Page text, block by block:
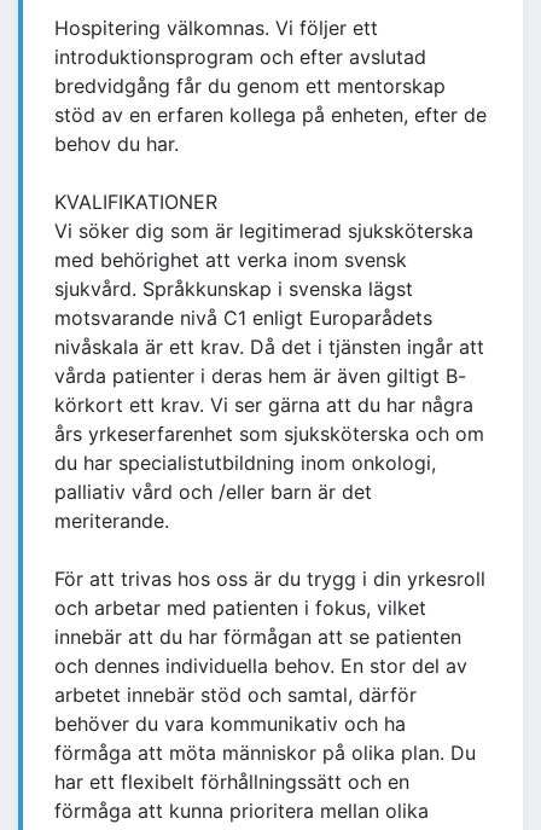
Hospitering välkomnas. Vi följer ett
introduktionsprogram och efter avslutad
bredvidgång får du genom ett mentorskap
stöd av en erfaren kollega på enheten, efter de
behov du har.
KVALIFIKATIONER
Vi söker dig som är legitimerad sjuksköterska
med behörighet att verka inom svensk
sjukvård. Språkkunskap i svenska lägst
motsvarande nivå C1 enligt Europarådets
nivåskala är ett krav. Då det i tjänsten ingår att
vårda patienter i deras hem är även giltigt B-
körkort ett krav. Vi ser gärna att du har några
års yrkeserfarenhet som sjuksköterska och om
du har specialistutbildning inom onkologi,
palliativ vård och /eller barn är det
meriterande.
För att trivas hos oss är du trygg i din yrkesroll
och arbetar med patienten i fokus, vilket
innebär att du har förmågan att se patienten
och dennes individuella behov. En stor del av
arbetet innebär stöd och samtal, därför
behöver du vara kommunikativ och ha
förmåga att möta människor på olika plan. Du
har ett flexibelt förhållningssätt och en
förmåga att kunna prioritera mellan olika